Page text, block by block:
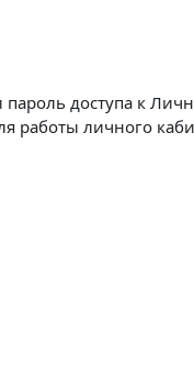
доступа к
работы личного